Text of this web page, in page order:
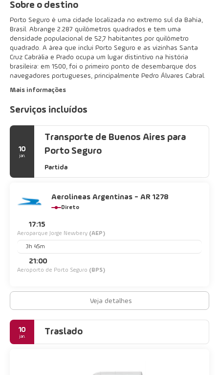
Sobre o destino
Porto Seguro é uma cidade localizada no extremo sul da Bahia,
Brasil. Abrange 2.287 quilômetros quadrados e tem uma
densidade populacional de 52,7 habitantes por quilômetro
quadrado. A área que inclui Porto Seguro e as vizinhas Santa
Cruz Cabrália e Prado ocupa um lugar distintivo na história
brasileira: em 1500, foi o primeiro ponto de desembarque dos
navegadores portugueses, principalmente Pedro Álvares Cabral.
Mais informações
Serviços incluídos
10
jan.
Transporte de Buenos Aires para
Porto Seguro
Partida
Aerolineas Argentinas - AR 1278
Direto
17:15
Aeroparque Jorge Newbery (AEP)
3h 45m
21:00
Aeroporto de Porto Seguro (BPS)
Veja detalhes
10
jan. Traslado